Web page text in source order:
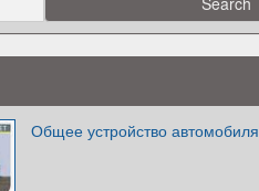
Общее устройство автомобиля